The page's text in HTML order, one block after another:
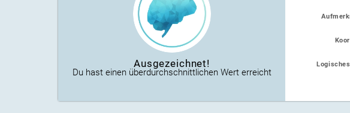
Ausgezeichnet!
Du hast einen überdurchschnittlichen Wert erreicht